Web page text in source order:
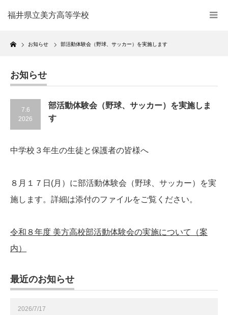
福井県立美方高等学校
Home
お知らせ 部活動体験会（野球、サッカー）を実施します
お知らせ
7.6
2026
部活動体験会（野球、サッカー）を実施しま
す
中学校３年生の生徒と保護者の皆様へ
８月１７日(月）に部活動体験会（野球、サッカー）を実
施します。詳細は添付のファイルをご覧ください。
令和８年度 美方高校部活動体験会の実施について（案
内）
最近のお知らせ
2026/7/17